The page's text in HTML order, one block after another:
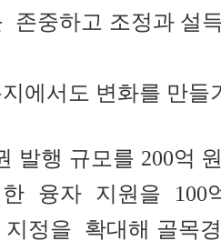
중하고 조정과 설
에서도 변화를 만들
발행 규모를 200억
융자 지원을 100
정을 확대해 골목